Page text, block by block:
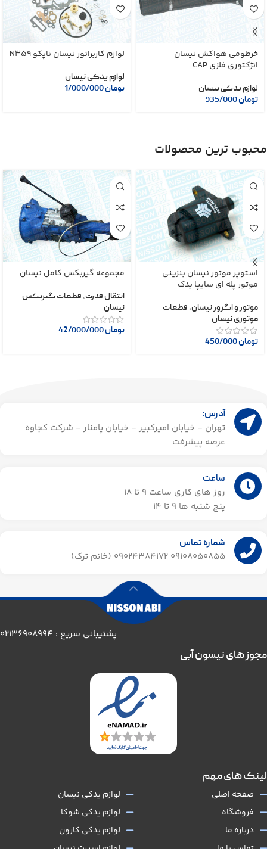
خرطومی هواکش نیسان
انژکتوری فلزی CAP
لوازم یدکی نیسان
تومان
لوازم کاربراتور نیسان ناپکو N359
لوازم یدکی نیسان
تومان
محبوب ترین محصولات
استوپر موتور نیسان بنزینی
موتور پله ای سایپا یدک
موتور و اگزوز نیسان, قطعات
موتوری نیسان
تومان
مجموعه گیربکس کامل نیسان
انتقال قدرت, قطعات گیربکس
نیسان
تومان
آدرس:
تهران - خیابان امیرکبیر - خیابان پامنار - شرکت کجاوه
عرصه پیشرفت
ساعت
روز های کاری ساعت ۹ تا 18
پنج شنبه ها 9 تا 14​
شماره تماس
09108050855 09024384172 (خانم ترک)
پشتیبانی سریع : 02136908994
لینک های مهم
صفحه اصلی
فروشگاه
درباره ما
لوازم یدکی نیسان
لوازم یدکی شوکا
لوازم یدکی کارون
مجوز های نیسون آبی